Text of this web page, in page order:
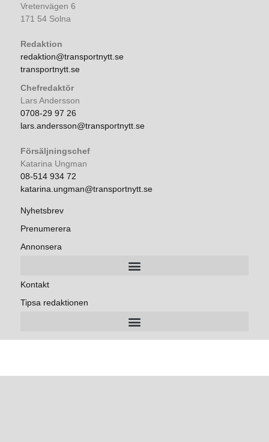
Vretenvägen 6
171 54 Solna
Redaktion
redaktion@transportnytt.se
transportnytt.se
Chefredaktör
Lars Andersson
0708-29 97 26
lars.andersson@transportnytt.se
Försäljningschef
Katarina Ungman
08-514 934 72
katarina.ungman@transportnytt.se
Nyhetsbrev
Prenumerera
Annonsera
Kontakt
Tipsa redaktionen